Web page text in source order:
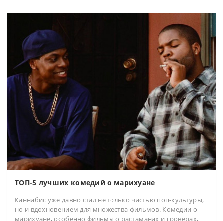
ТОП-5 лучших комедий о марихуане
Каннабис уже давно стал не только частью поп-культуры,
но и вдохновением для множества фильмов. Комедии о
марихуане, особенно фильмы о растаманах и гроверах,